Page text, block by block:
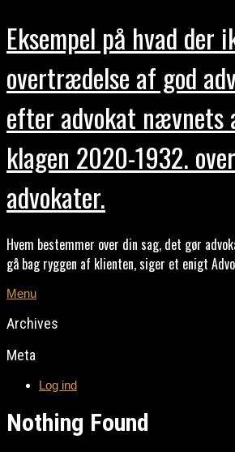
Eksempel på hvad der
overtrædelse af god
efter advokat nævnets
klagen 2020-1932.
advokater.
Hvem bestemmer over din sag, det gør
gå bag ryggen af klienten, siger et enigt
Menu
Archives
Meta
Log ind
Nothing Found